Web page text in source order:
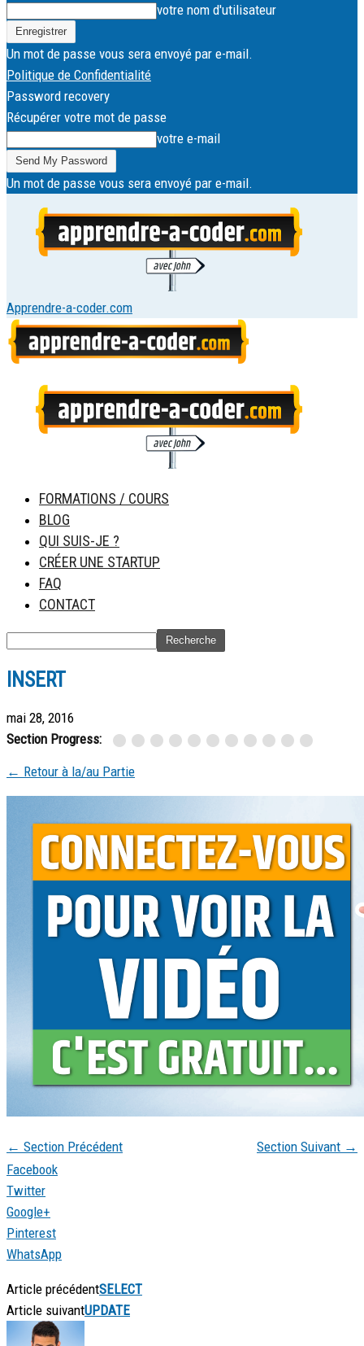
votre nom d'utilisateur
Un mot de passe vous sera envoyé par e-mail.
Politique de Confidentialité
Password recovery
Récupérer votre mot de passe
votre e-mail
Un mot de passe vous sera envoyé par e-mail.
Apprendre-a-coder.com
FORMATIONS / COURS
BLOG
QUI SUIS-JE ?
CRÉER UNE STARTUP
FAQ
CONTACT
INSERT
mai 28, 2016
Section Progress:
← Retour à la/au Partie
← Section Précédent Section Suivant →
Facebook
Twitter
Google+
Pinterest
WhatsApp
Article précédentSELECT
Article suivantUPDATE